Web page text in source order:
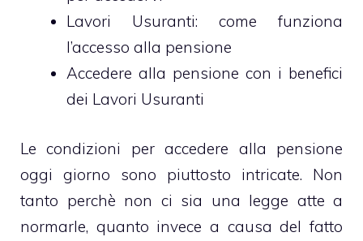
Lavori Usuranti: come funziona
l’accesso alla pensione
Accedere alla pensione con i benefici
dei Lavori Usuranti
Le condizioni per accedere alla pensione
oggi giorno sono piuttosto intricate. Non
tanto perchè non ci sia una legge atte a
normarle, quanto invece a causa del fatto